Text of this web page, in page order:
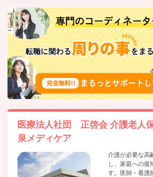
医療法人社団 正啓会 介護老人
泉メディケア
介護が必要な高
し、家庭への復
す。医師・看護